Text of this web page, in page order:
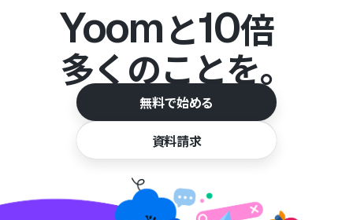
Yoomと10倍
多くのことを。
無料で始める
資料請求